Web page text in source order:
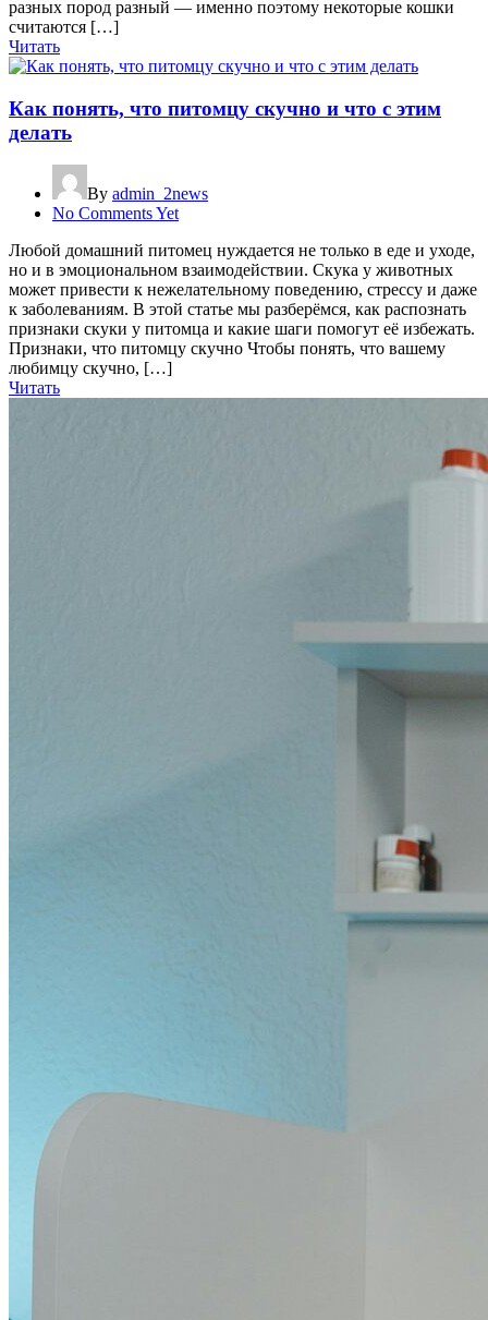
разных пород разный — именно поэтому некоторые кошки
считаются […]
Читать
Как понять, что питомцу скучно и что с этим
делать
By admin_2news
No Comments Yet
Любой домашний питомец нуждается не только в еде и уходе,
но и в эмоциональном взаимодействии. Скука у животных
может привести к нежелательному поведению, стрессу и даже
к заболеваниям. В этой статье мы разберёмся, как распознать
признаки скуки у питомца и какие шаги помогут её избежать.
Признаки, что питомцу скучно Чтобы понять, что вашему
любимцу скучно, […]
Читать